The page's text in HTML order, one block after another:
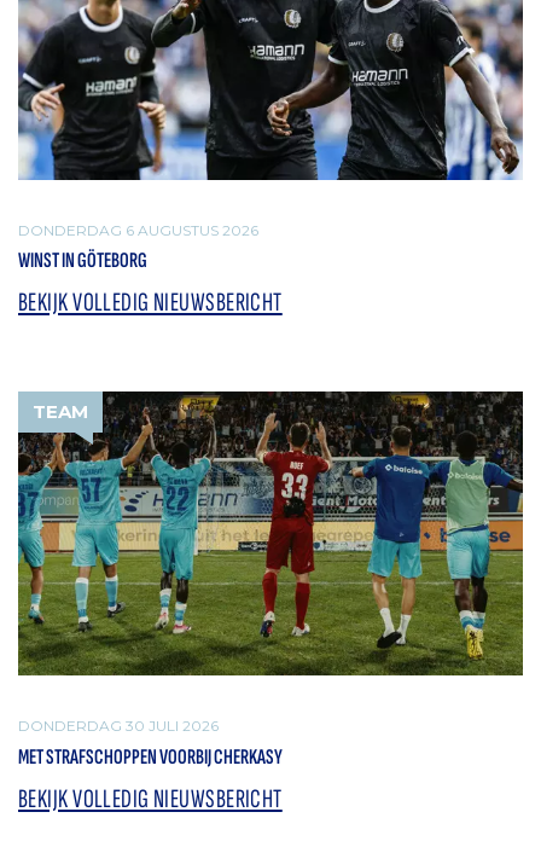
DONDERDAG 6 AUGUSTUS 2026
WINST IN GÖTEBORG
BEKIJK VOLLEDIG NIEUWSBERICHT
TEAM
DONDERDAG 30 JULI 2026
MET STRAFSCHOPPEN VOORBIJ CHERKASY
BEKIJK VOLLEDIG NIEUWSBERICHT